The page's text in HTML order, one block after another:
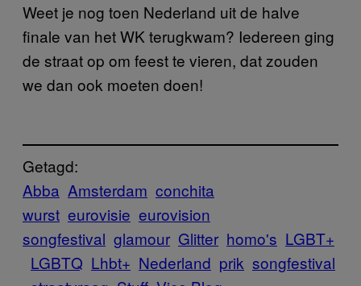
Weet je nog toen Nederland uit de halve
finale van het WK terugkwam? Iedereen ging
de straat op om feest te vieren, dat zouden
we dan ook moeten doen!
Getagd:
Abba Amsterdam conchita
wurst eurovisie eurovision
songfestival glamour Glitter homo's LGBT+
LGBTQ Lhbt+ Nederland prik songfestival